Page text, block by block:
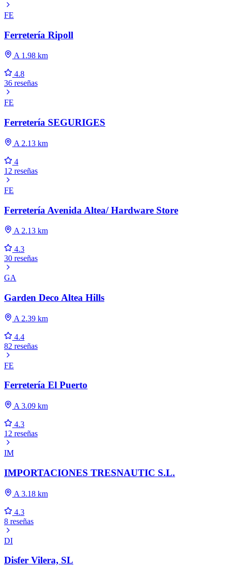
FE
Ferretería Ripoll
A 1.98 km
4.8
36 reseñas
FE
Ferretería SEGURIGES
A 2.13 km
4
12 reseñas
FE
Ferretería Avenida Altea/ Hardware Store
A 2.13 km
4.3
30 reseñas
GA
Garden Deco Altea Hills
A 2.39 km
4.4
82 reseñas
FE
Ferretería El Puerto
A 3.09 km
4.3
12 reseñas
IM
IMPORTACIONES TRESNAUTIC S.L.
A 3.18 km
4.3
8 reseñas
DI
Disfer Vilera, SL